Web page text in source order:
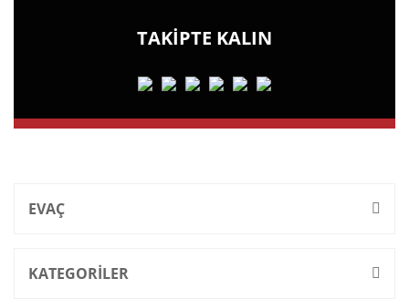
TAKİPTE KALIN
EVAÇ
KATEGORİLER